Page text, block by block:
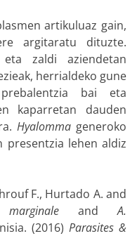
artikuluaz gain,
argitaratu dituzte.
zaldi aziendetan
herrialdeko gune
bai eta
kaparretan dauden
Hyalommageneroko
presentzia lehen aldiz
F., Hurtado A. and
andA.
(2016)Parasites &